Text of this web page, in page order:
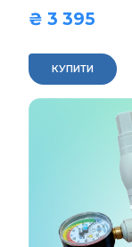
₴ 3 395
КУПИТИ